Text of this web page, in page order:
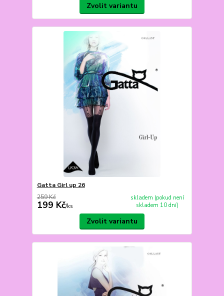
Zvolit variantu
Gatta Girl up 26
259 Kč
199 Kč/ks
skladem (pokud není
skladem 10 dní)
Zvolit variantu